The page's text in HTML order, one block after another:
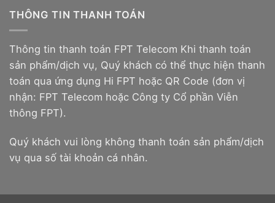
THÔNG TIN THANH TOÁN
Thông tin thanh toán FPT Telecom Khi thanh toán
sản phẩm/dịch vụ, Quý khách có thể thực hiện thanh
toán qua ứng dụng Hi FPT hoặc QR Code (đơn vị
nhận: FPT Telecom hoặc Công ty Cổ phần Viễn
thông FPT).
Quý khách vui lòng không thanh toán sản phẩm/dịch
vụ qua số tài khoản cá nhân.